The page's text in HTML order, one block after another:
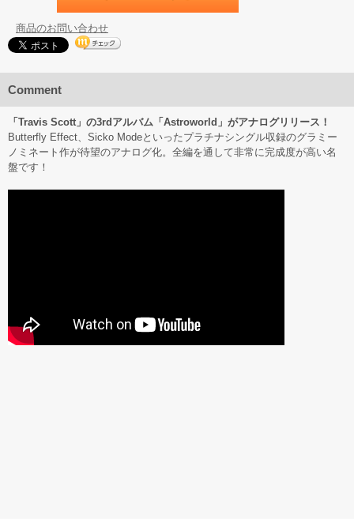
商品のお問い合わせ
Comment
「Travis Scott」の3rdアルバム「Astroworld」がアナログリリース！
Butterfly Effect、Sicko Modeといったプラチナシングル収録のグラミー
ノミネート作が待望のアナログ化。全編を通して非常に完成度が高い名
盤です！